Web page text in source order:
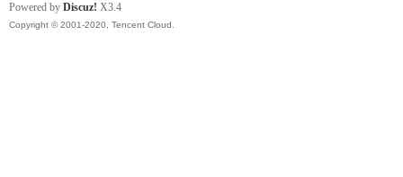
Powered by Discuz! X3.4
Copyright © 2001-2020, Tencent Cloud.